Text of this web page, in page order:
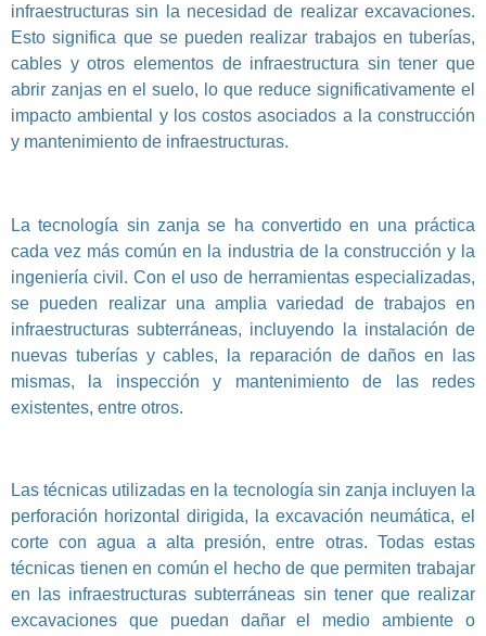
infraestructuras sin la necesidad de realizar excavaciones.
Esto significa que se pueden realizar trabajos en tuberías,
cables y otros elementos de infraestructura sin tener que
abrir zanjas en el suelo, lo que reduce significativamente el
impacto ambiental y los costos asociados a la construcción
y mantenimiento de infraestructuras.
La tecnología sin zanja se ha convertido en una práctica
cada vez más común en la industria de la construcción y la
ingeniería civil. Con el uso de herramientas especializadas,
se pueden realizar una amplia variedad de trabajos en
infraestructuras subterráneas, incluyendo la instalación de
nuevas tuberías y cables, la reparación de daños en las
mismas, la inspección y mantenimiento de las redes
existentes, entre otros.
Las técnicas utilizadas en la tecnología sin zanja incluyen la
perforación horizontal dirigida, la excavación neumática, el
corte con agua a alta presión, entre otras. Todas estas
técnicas tienen en común el hecho de que permiten trabajar
en las infraestructuras subterráneas sin tener que realizar
excavaciones que puedan dañar el medio ambiente o